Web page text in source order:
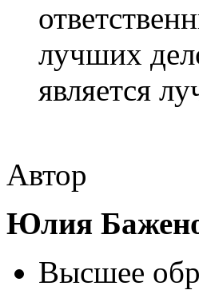
лучших
является
Автор
Юлия
Высшее